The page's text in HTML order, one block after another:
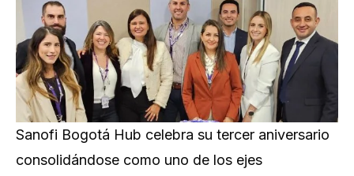
Sanofi Bogotá Hub celebra su tercer aniversario
consolidándose como uno de los ejes